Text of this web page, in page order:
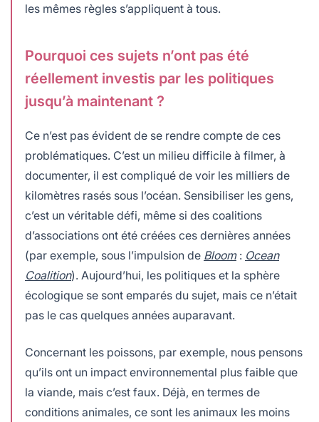
les mêmes règles s’appliquent à tous.
Pourquoi ces sujets n’ont pas été
réellement investis par les politiques
jusqu’à maintenant ?
Ce n’est pas évident de se rendre compte de ces
problématiques. C’est un milieu difficile à filmer, à
documenter, il est compliqué de voir les milliers de
kilomètres rasés sous l’océan. Sensibiliser les gens,
c’est un véritable défi, même si des coalitions
d’associations ont été créées ces dernières années
(par exemple, sous l’impulsion de Bloom: Ocean
Coalition). Aujourd’hui, les politiques et la sphère
écologique se sont emparés du sujet, mais ce n’était
pas le cas quelques années auparavant.
Concernant les poissons, par exemple, nous pensons
qu’ils ont un impact environnemental plus faible que
la viande, mais c’est faux. Déjà, en termes de
conditions animales, ce sont les animaux les moins